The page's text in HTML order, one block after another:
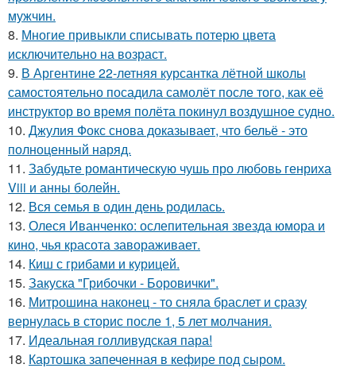
мужчин.
8. Многие привыкли списывать потерю цвета
исключительно на возраст.
9. В Аргентине 22-летняя курсантка лётной школы
самостоятельно посадила самолёт после того, как её
инструктор во время полёта покинул воздушное судно.
10. Джулия Фокс снова доказывает, что бельё - это
полноценный наряд.
11. Забудьте романтическую чушь про любовь генриха
Viii и анны болейн.
12. Вся семья в один день родилась.
13. Олеся Иванченко: ослепительная звезда юмора и
кино, чья красота завораживает.
14. Киш с грибами и курицей.
15. Закуска "Грибочки - Боровички".
16. Митрошина наконец - то сняла браслет и сразу
вернулась в сторис после 1, 5 лет молчания.
17. Идеальная голливудская пара!
18. Картошка запеченная в кефире под сыром.